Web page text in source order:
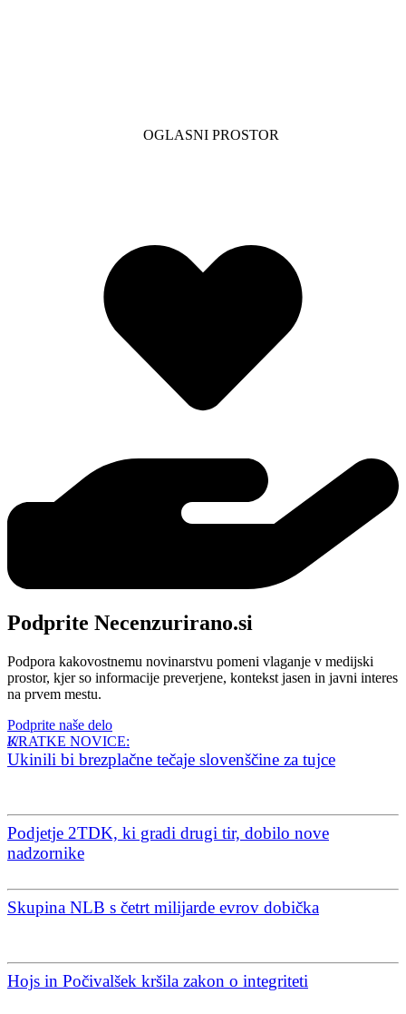
Podprite Necenzurirano.si
Podpora kakovostnemu novinarstvu pomeni vlaganje v medijski
prostor, kjer so informacije preverjene, kontekst jasen in javni interes
na prvem mestu.
Podprite naše delo
KRATKE NOVICE:
Ukinili bi brezplačne tečaje slovenščine za tujce
Podjetje 2TDK, ki gradi drugi tir, dobilo nove
nadzornike
Skupina NLB s četrt milijarde evrov dobička
Hojs in Počivalšek kršila zakon o integriteti